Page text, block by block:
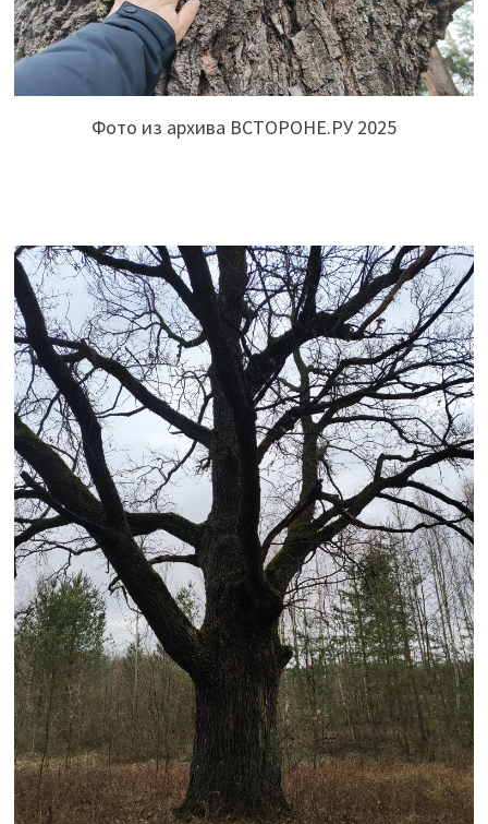
Фото из архива ВСТОРОНЕ.РУ 2025